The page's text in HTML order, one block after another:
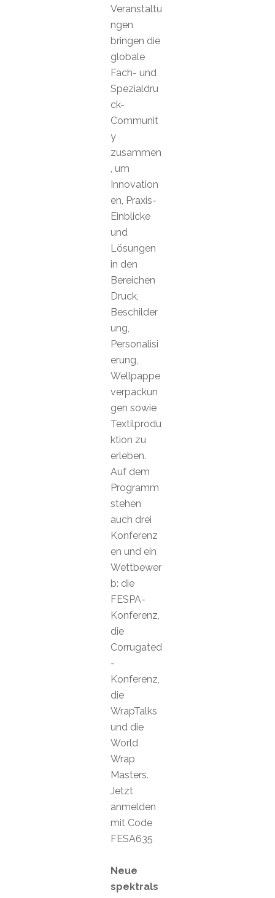
Veranstaltu
ngen
bringen die
globale
Fach- und
Spezialdru
ck-
Communit
y
zusammen
, um
Innovation
en, Praxis-
Einblicke
und
Lösungen
in den
Bereichen
Druck,
Beschilder
ung,
Personalisi
erung,
Wellpappe
verpackun
gen sowie
Textilprodu
ktion zu
erleben.
Auf dem
Programm
stehen
auch drei
Konferenz
en und ein
Wettbewer
b: die
FESPA-
Konferenz,
die
Corrugated
-
Konferenz,
die
WrapTalks
und die
World
Wrap
Masters.
Jetzt
anmelden
mit Code
FESA635
Neue
spektrals